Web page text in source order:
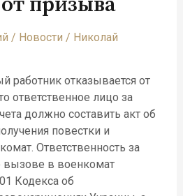
/ Новости / Николай
работник отказывается от
ответственное лицо за
должно составить акт об
повестки и
Ответственность за
вызове в военкомат
Кодекса об